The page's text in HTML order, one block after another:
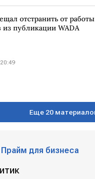
отстранить от работы
публикации WADA
Еще 20
для бизнеса